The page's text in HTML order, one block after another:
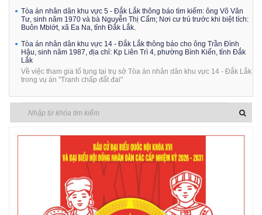
Tòa án nhân dân khu vực 5 - Đắk Lắk thông báo tìm kiếm: ông Võ Văn
Tư, sinh năm 1970 và bà Nguyễn Thị Cẩm; Nơi cư trú trước khi biệt tích:
Buôn Mblớt, xã Ea Na, tỉnh Đắk Lắk.
Tòa án nhân dân khu vực 14 - Đắk Lắk thông báo cho ông Trần Đình
Hậu, sinh năm 1987, địa chỉ: Kp Liên Trì 4, phường Bình Kiến, tỉnh Đắk
Lắk
Về việc tham gia tố tụng tại trụ sở Tòa án nhân dân khu vực 14 - Đắk Lắk
trong vụ án "Tranh chấp đất đai"